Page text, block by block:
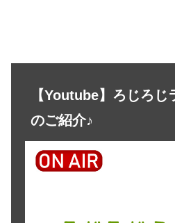
【Youtube】ろじろ
のご紹介♪